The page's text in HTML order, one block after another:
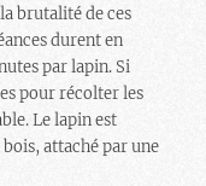
brutalité de ces
durent en
par lapin. Si
pour récolter les
Le lapin est
attaché par une